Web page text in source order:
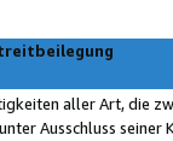
aller Art, die
Ausschluss